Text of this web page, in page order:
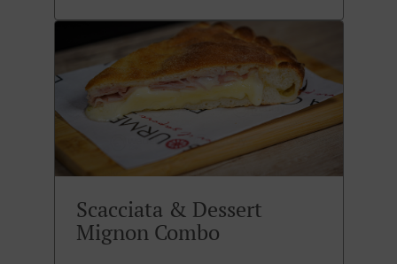
Scacciata & Dessert
Mignon Combo